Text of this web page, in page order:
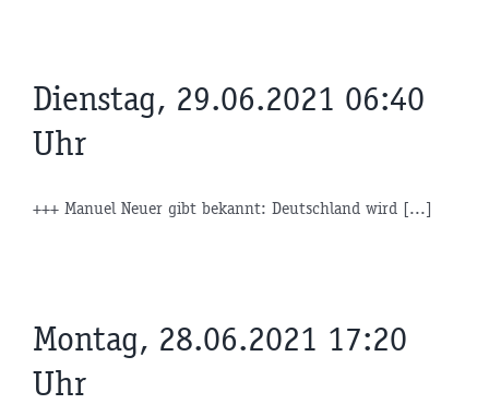
Dienstag, 29.06.2021 06:40
Uhr
+++ Manuel Neuer gibt bekannt: Deutschland wird [...]
Montag, 28.06.2021 17:20
Uhr